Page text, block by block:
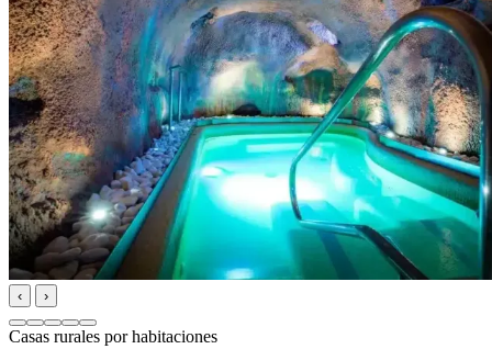
‹ ›
Casas rurales por habitaciones